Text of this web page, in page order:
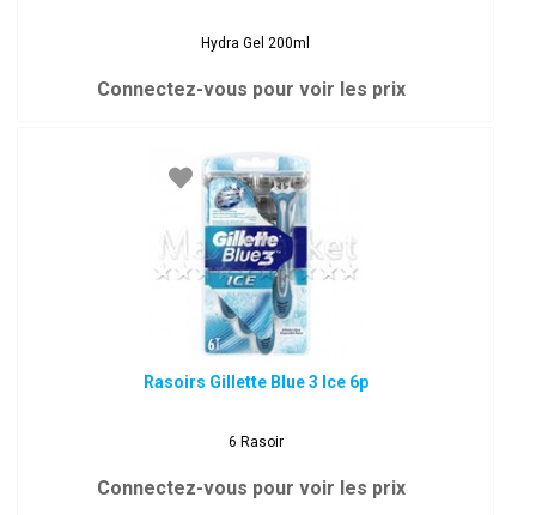
Hydra Gel 200ml
Connectez-vous pour voir les prix
Rasoirs Gillette Blue 3 Ice 6p
6 Rasoir
Connectez-vous pour voir les prix